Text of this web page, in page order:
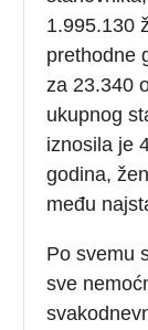
1.995.130
prethodne
za 23.340
ukupnog
iznosila je
godina,
među
Po svemu
sve